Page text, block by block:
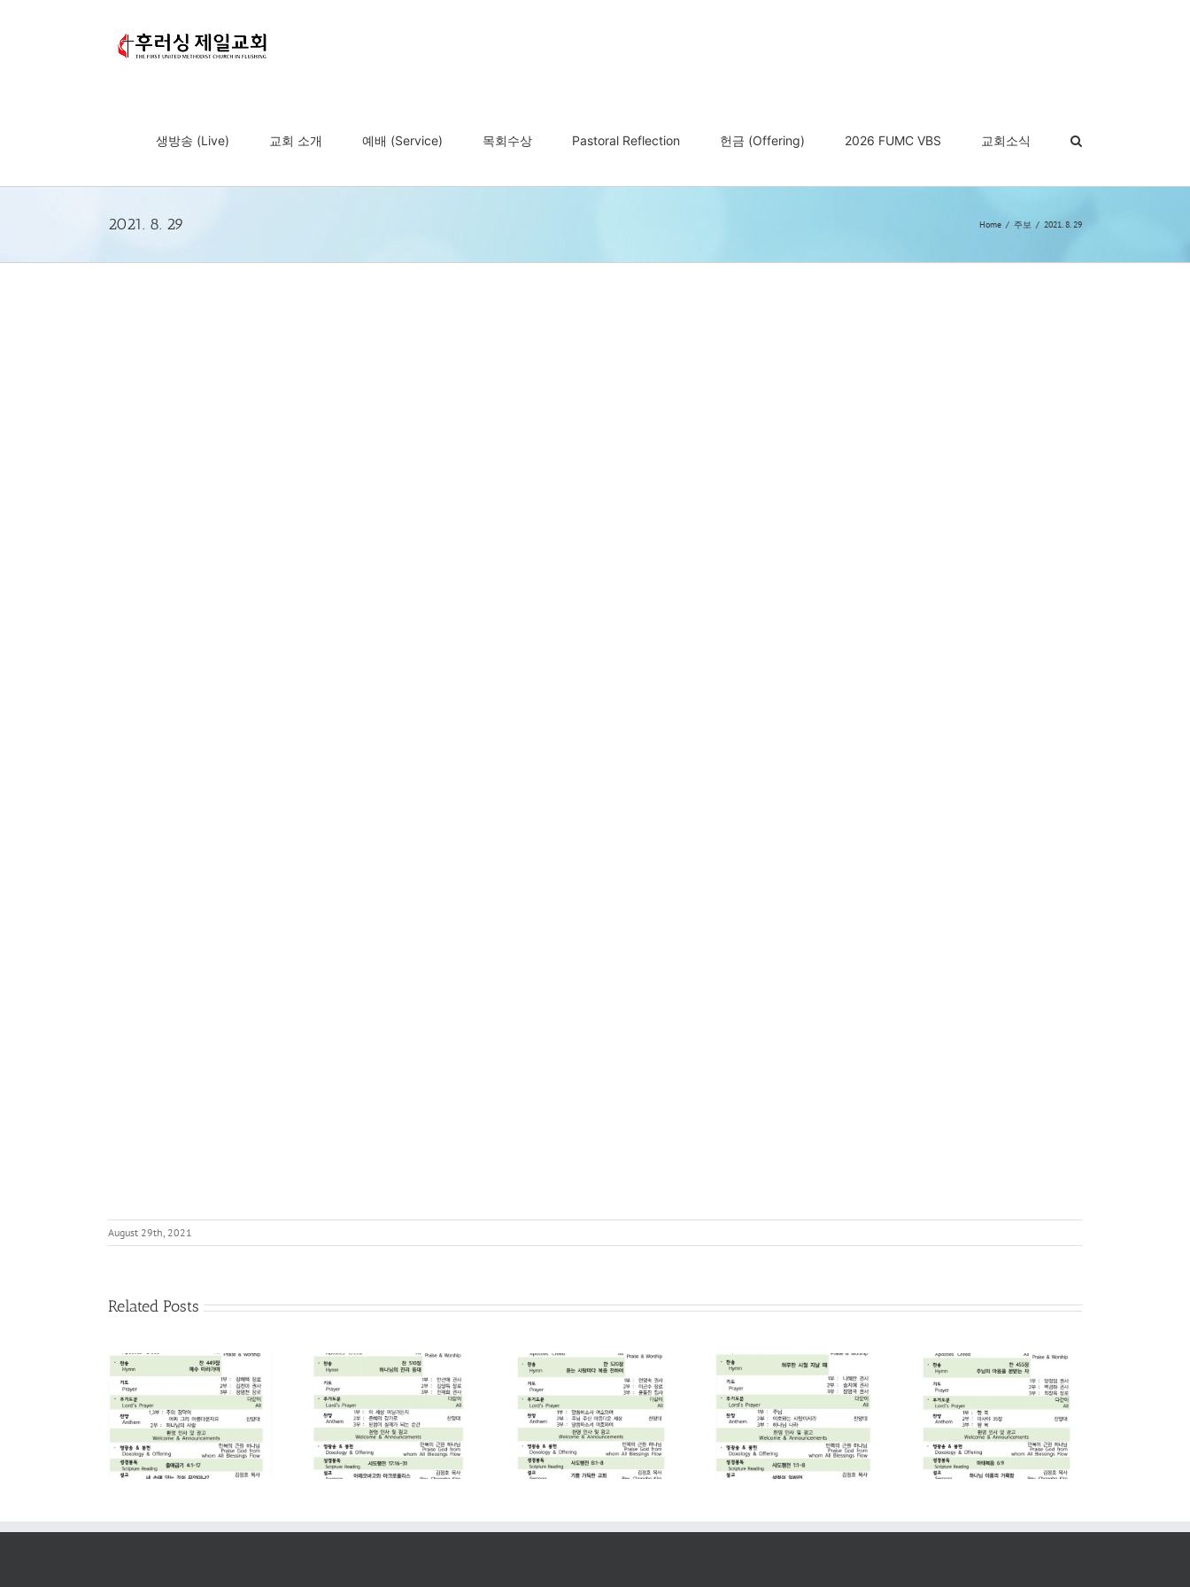
생방송 (Live) 교회 소개 예배 (Service) 목회수상 Pastoral Reflection 헌금 (Offering) 2026 FUMC VBS 교회소식
2021. 8. 29 Home 주보 2021. 8. 29
August 29th, 2021
Related Posts
2026. 07. 26 2026. 07. 19 2026. 07. 12 2026. 07. 05